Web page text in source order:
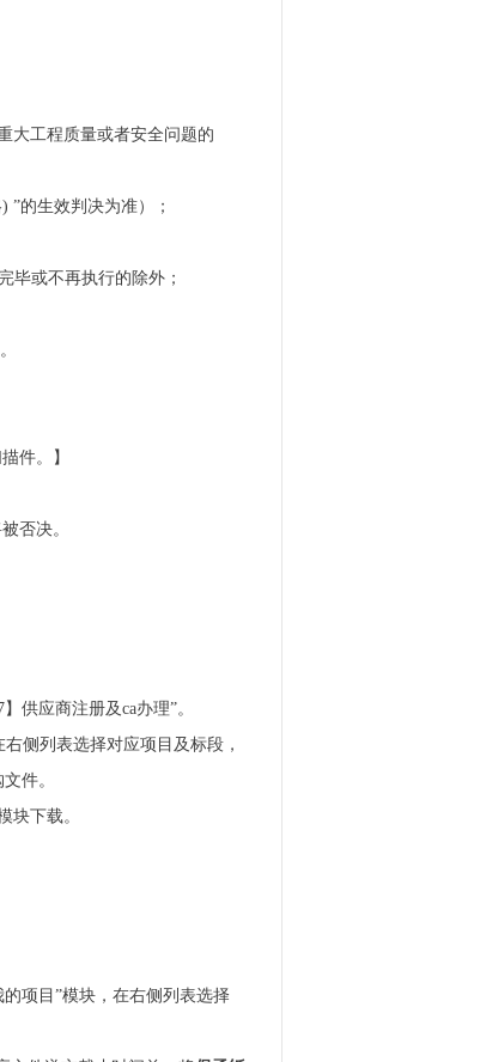
大工程质量或者安全问题的
”的生效判决为准）；
毕或不再执行的除外；
件。】
否决。
供应商注册及ca办理”。
侧列表选择对应项目及标段，
件。
块下载。
项目”模块，在右侧列表选择